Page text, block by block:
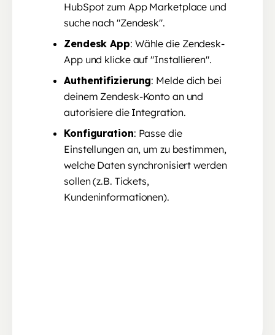
HubSpot zum App Marketplace und
suche nach "Zendesk".
Zendesk App: Wähle die Zendesk-
App und klicke auf "Installieren".
Authentifizierung: Melde dich bei
deinem Zendesk-Konto an und
autorisiere die Integration.
Konfiguration: Passe die
Einstellungen an, um zu bestimmen,
welche Daten synchronisiert werden
sollen (z.B. Tickets,
Kundeninformationen).